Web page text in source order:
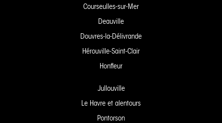
Courseulles-sur-Mer
Deauville
Douvres-la-Délivrande
Hérouville-Saint-Clair
Honfleur
Jullouville
Le Havre et alentours
Pontorson